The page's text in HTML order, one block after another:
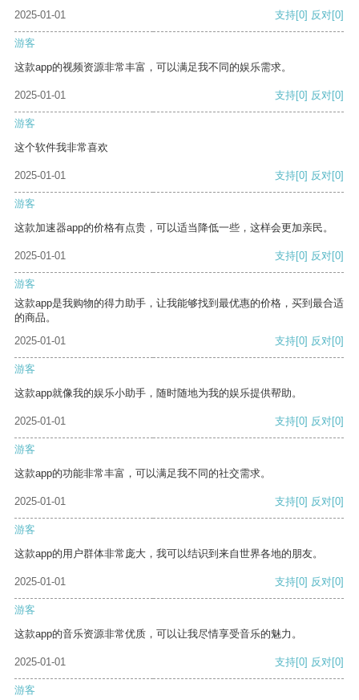
2025-01-01 支持[0] 反对[0]
游客
这款app的视频资源非常丰富，可以满足我不同的娱乐需求。
2025-01-01 支持[0] 反对[0]
游客
这个软件我非常喜欢
2025-01-01 支持[0] 反对[0]
游客
这款加速器app的价格有点贵，可以适当降低一些，这样会更加亲民。
2025-01-01 支持[0] 反对[0]
游客
这款app是我购物的得力助手，让我能够找到最优惠的价格，买到最合适
的商品。
2025-01-01
支持[0] 反对[0]
游客
这款app就像我的娱乐小助手，随时随地为我的娱乐提供帮助。
2025-01-01 支持[0] 反对[0]
游客
这款app的功能非常丰富，可以满足我不同的社交需求。
2025-01-01 支持[0] 反对[0]
游客
这款app的用户群体非常庞大，我可以结识到来自世界各地的朋友。
2025-01-01 支持[0] 反对[0]
游客
这款app的音乐资源非常优质，可以让我尽情享受音乐的魅力。
2025-01-01 支持[0] 反对[0]
游客